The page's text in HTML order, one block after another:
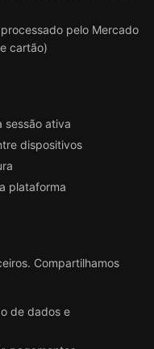
pelo Mercado
cartão)
sessão ativa
dispositivos
plataforma
Compartilhamos
de dados e